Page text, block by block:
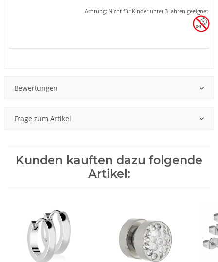
Achtung: Nicht für Kinder unter 3 Jahren geeignet.
Bewertungen
Frage zum Artikel
Kunden kauften dazu folgende
Artikel: